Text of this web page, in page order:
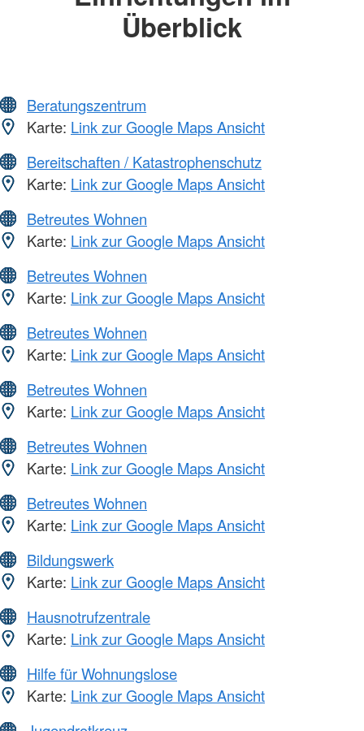
Überblick
Beratungszentrum
Karte: Link zur Google Maps Ansicht
Bereitschaften / Katastrophenschutz
Karte: Link zur Google Maps Ansicht
Betreutes Wohnen
Karte: Link zur Google Maps Ansicht
Betreutes Wohnen
Karte: Link zur Google Maps Ansicht
Betreutes Wohnen
Karte: Link zur Google Maps Ansicht
Betreutes Wohnen
Karte: Link zur Google Maps Ansicht
Betreutes Wohnen
Karte: Link zur Google Maps Ansicht
Betreutes Wohnen
Karte: Link zur Google Maps Ansicht
Bildungswerk
Karte: Link zur Google Maps Ansicht
Hausnotrufzentrale
Karte: Link zur Google Maps Ansicht
Hilfe für Wohnungslose
Karte: Link zur Google Maps Ansicht